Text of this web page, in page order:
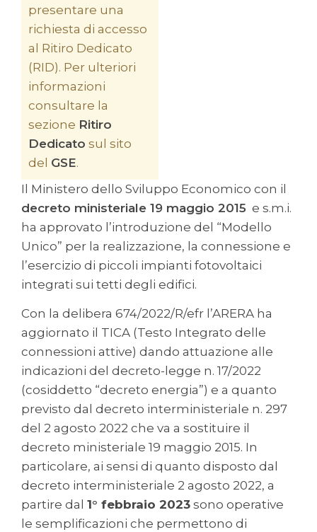
presentare una
richiesta di accesso
al Ritiro Dedicato
(RID). Per ulteriori
informazioni
consultare la
sezione Ritiro
Dedicato sul sito
del GSE.
Il Ministero dello Sviluppo Economico con il
decreto ministeriale 19 maggio 2015 e s.m.i.
ha approvato l’introduzione del “Modello
Unico” per la realizzazione, la connessione e
l’esercizio di piccoli impianti fotovoltaici
integrati sui tetti degli edifici.
Con la delibera 674/2022/R/efr l’ARERA ha
aggiornato il TICA (Testo Integrato delle
connessioni attive) dando attuazione alle
indicazioni del decreto-legge n. 17/2022
(cosiddetto “decreto energia”) e a quanto
previsto dal decreto interministeriale n. 297
del 2 agosto 2022 che va a sostituire il
decreto ministeriale 19 maggio 2015. In
particolare, ai sensi di quanto disposto dal
decreto interministeriale 2 agosto 2022, a
partire dal1° febbraio 2023 sono operative
le semplificazioni che permettono di